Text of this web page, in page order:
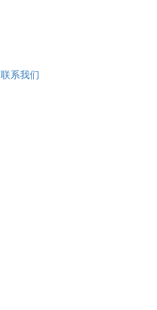
联系我们